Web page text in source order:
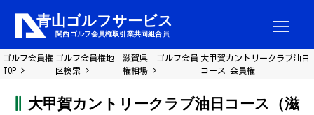
ゴルフ会員権
TOP
ゴルフ会員権地
区検索
滋賀県 ゴルフ会員
権相場
大甲賀カントリークラブ油日
コース 会員権
大甲賀カントリークラブ油日コース（滋